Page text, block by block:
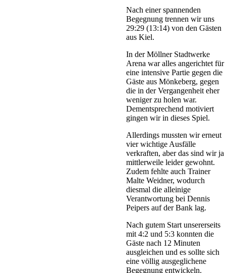
Nach einer spannenden
Begegnung trennen wir uns
29:29 (13:14) von den Gästen
aus Kiel.
In der Möllner Stadtwerke
Arena war alles angerichtet für
eine intensive Partie gegen die
Gäste aus Mönkeberg, gegen
die in der Vergangenheit eher
weniger zu holen war.
Dementsprechend motiviert
gingen wir in dieses Spiel.
Allerdings mussten wir erneut
vier wichtige Ausfälle
verkraften, aber das sind wir ja
mittlerweile leider gewohnt.
Zudem fehlte auch Trainer
Malte Weidner, wodurch
diesmal die alleinige
Verantwortung bei Dennis
Peipers auf der Bank lag.
Nach gutem Start unsererseits
mit 4:2 und 5:3 konnten die
Gäste nach 12 Minuten
ausgleichen und es sollte sich
eine völlig ausgeglichene
Begegnung entwickeln.